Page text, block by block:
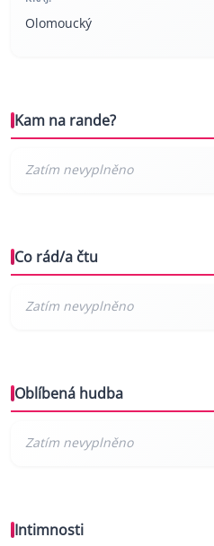
Olomoucký
Kam na rande?
Co rád/a čtu
Oblíbená hudba
Intimnosti